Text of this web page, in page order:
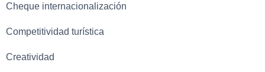
Cheque internacionalización
Competitividad turística
Creatividad